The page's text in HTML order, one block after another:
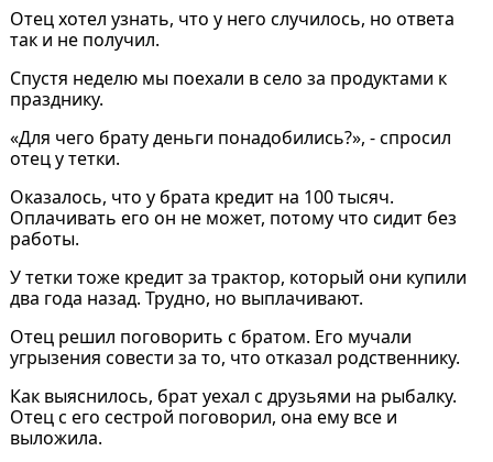
Отец хотел узнать, что у него случилось, но ответа
так и не получил.
Спустя неделю мы поехали в село за продуктами к
празднику.
«Для чего брату деньги понадобились?», - спросил
отец у тетки.
Оказалось, что у брата кредит на 100 тысяч.
Оплачивать его он не может, потому что сидит без
работы.
У тетки тоже кредит за трактор, который они купили
два года назад. Трудно, но выплачивают.
Отец решил поговорить с братом. Его мучали
угрызения совести за то, что отказал родственнику.
Как выяснилось, брат уехал с друзьями на рыбалку.
Отец с его сестрой поговорил, она ему все и
выложила.